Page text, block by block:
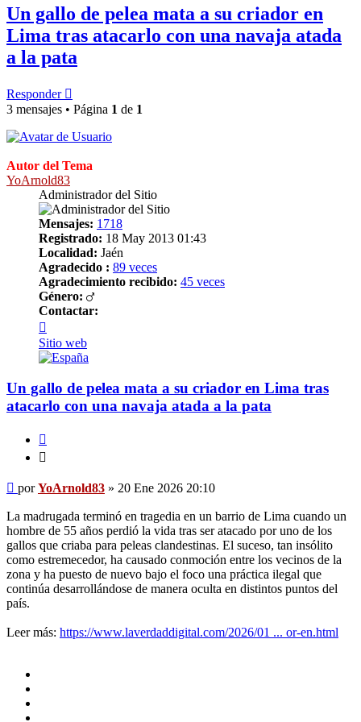
Un gallo de pelea mata a su criador en
Lima tras atacarlo con una navaja atada
a la pata
Responder
3 mensajes • Página 1 de 1
Autor del Tema
YoArnold83
Administrador del Sitio
Mensajes: 1718
Registrado: 18 May 2013 01:43
Localidad: Jaén
Agradecido : 89 veces
Agradecimiento recibido: 45 veces
Género:
Contactar:
YoArnold83
Sitio web
Un gallo de pelea mata a su criador en Lima tras
atacarlo con una navaja atada a la pata
Mensaje
porYoArnold83 » 20 Ene 2026 20:10
La madrugada terminó en tragedia en un barrio de Lima cuando un
hombre de 55 años perdió la vida tras ser atacado por uno de los
gallos que criaba para peleas clandestinas. El suceso, tan insólito
como estremecedor, ha causado conmoción entre los vecinos de la
zona y ha puesto de nuevo bajo el foco una práctica ilegal que
continúa desarrollándose de manera oculta en distintos puntos del
país.
Leer más: https://www.laverdaddigital.com/2026/01 ... or-en.html